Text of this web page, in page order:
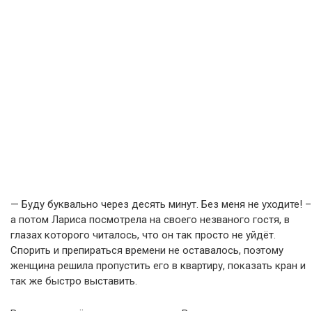
— Буду буквально через десять минут. Без меня не уходите! –
а потом Лариса посмотрела на своего незваного гостя, в
глазах которого читалось, что он так просто не уйдёт.
Спорить и препираться времени не оставалось, поэтому
женщина решила пропустить его в квартиру, показать кран и
так же быстро выставить.